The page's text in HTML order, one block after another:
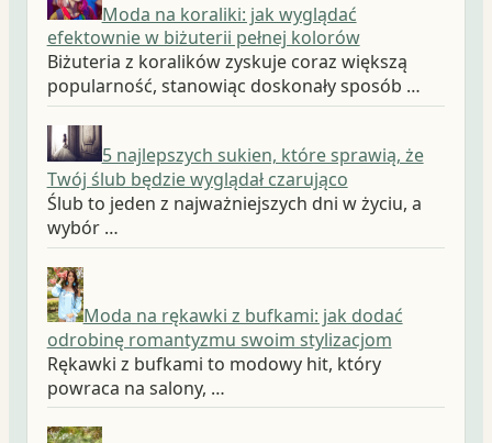
Moda na koraliki: jak wyglądać
efektownie w biżuterii pełnej kolorów
Biżuteria z koralików zyskuje coraz większą
popularność, stanowiąc doskonały sposób …
5 najlepszych sukien, które sprawią, że
Twój ślub będzie wyglądał czarująco
Ślub to jeden z najważniejszych dni w życiu, a
wybór …
Moda na rękawki z bufkami: jak dodać
odrobinę romantyzmu swoim stylizacjom
Rękawki z bufkami to modowy hit, który
powraca na salony, …